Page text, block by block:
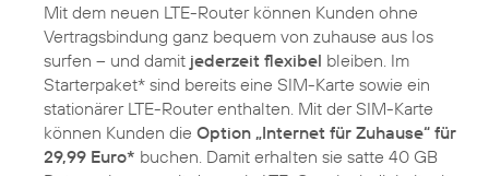
Mit dem neuen LTE-Router können Kunden ohne
Vertragsbindung ganz bequem von zuhause aus los
surfen – und damit jederzeit flexibel bleiben. Im
Starterpaket* sind bereits eine SIM-Karte sowie ein
stationärer LTE-Router enthalten. Mit der SIM-Karte
können Kunden die Option „Internet für Zuhause“ für
29,99 Euro* buchen. Damit erhalten sie satte 40 GB